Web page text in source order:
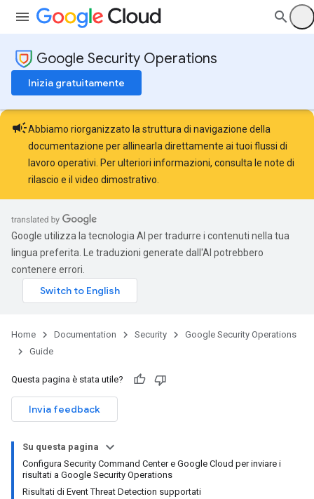
Google Security Operations
Inizia gratuitamente
campaignAbbiamo riorganizzato la struttura di navigazione della
documentazione per allinearla direttamente ai tuoi flussi di
lavoro operativi. Per ulteriori informazioni, consulta le note di
rilascio e il video dimostrativo
Google utilizza la tecnologia AI per tradurre i contenuti nella tua
lingua preferita. Le traduzioni generate dall'AI potrebbero
contenere errori.
Home Documentation Security
Google Security Operations
Guide
Questa pagina è stata utile?
Invia feedback
Su questa pagina
Configura Security Command Center e Google Cloud per inviare i
risultati a Google Security Operations
Risultati di Event Threat Detection supportati